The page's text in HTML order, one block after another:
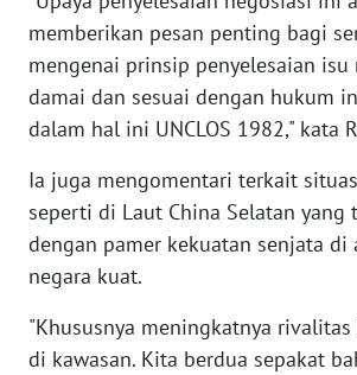
memberikan pesan penting bagi
mengenai prinsip penyelesaian isu
damai dan sesuai dengan hukum
dalam hal ini UNCLOS 1982," kata
Ia juga mengomentari terkait
seperti di Laut China Selatan yang
dengan pamer kekuatan senjata di
negara kuat.
"Khususnya meningkatnya
di kawasan. Kita berdua sepakat
WN
SULTENG
SULBAR
WN
BABEL
WN
SUMBAR